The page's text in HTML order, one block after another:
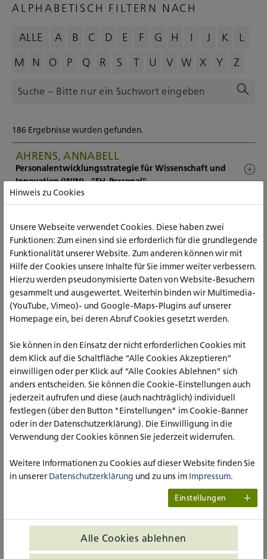
ALPHABETISCH FILTERN NACH
ALLE A B C D E F G H I J K
L
M
N O P Q R S T U V W X Y Z
186 Ergebnisse wurden gefunden.
AHRENS, ANNABELL
Personalentwicklungsstrategie für Wissenschaft und
Innovation (WIN) - "FH-Personal"
ALBERS, GEORG, PROF. DR.
Professor für Soziale Abeit
ARENS, THORSTEN, PROF. DR.
Professor für Theologie und Gesundheitsmanagement
ARP, ANNA LIZA, M.A.
Wissenschaftliche Mitarbeiterin,
Studiengangskoordination Master of Social Work -
Arbeit"
BANZHAF, ANNE
Wissenschaftliche Koordination
BARTH, MARKUS, PROF. DR.
Professur für Sozialpsychologie
Professor für Soziologie
Professor für Heilpädagogik / Inklusive Pädagogik
BECK, ANNEKA, PROF'IN DR'IN
Professur "Theorien und Konzepte der Sozialen Arbeit"
Hinweis zu Cookies
Unsere Webseite verwendet Cookies. Diese haben zwei
Funktionen: Zum einen sind sie erforderlich für die grundlegende
Funktionalität unserer Website. Zum anderen können wir mit
Hilfe der Cookies unsere Inhalte für Sie immer weiter verbessern.
Hierzu werden pseudonymisierte Daten von Website-Besuchern
gesammelt und ausgewertet. Weiterhin binden wir Multimedia-
(YouTube, Vimeo)- und Google-Maps-Plugins auf unserer
Homepage ein, bei deren Abruf Cookies gesetzt werden.
Sie können in den Einsatz der nicht erforderlichen Cookies mit
dem Klick auf die Schaltfläche “Alle Cookies Akzeptieren”
einwilligen oder per Klick auf “Alle Cookies Ablehnen” sich
anders entscheiden. Sie können die Cookie-Einstellungen auch
jederzeit aufrufen und diese (auch nachträglich) individuell
festlegen (über den Button "Einstellungen" im Cookie-Banner
oder in der Datenschutzerklärung). Die Einwilligung in die
Verwendung der Cookies können Sie jederzeit widerrufen.
Weitere Informationen zu Cookies auf dieser Website finden Sie
in unserer Datenschutzerklärung und zu uns im Impressum.
Einstellungen
Alle Cookies ablehnen